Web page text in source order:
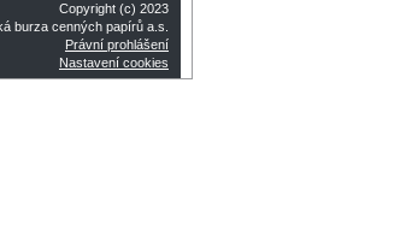
Copyright (c) 2023
burza cenných papírů a.s.
Právní prohlášení
Nastavení cookies